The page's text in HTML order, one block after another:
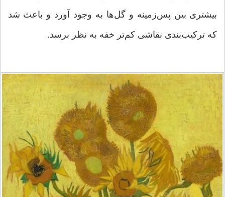
بیشتری بین پس‌زمینه و گل‌ها به وجود آورد و باعث شد
که ترکیب‌بندی نقاشی کم‌تر خفه به نظر برسد.